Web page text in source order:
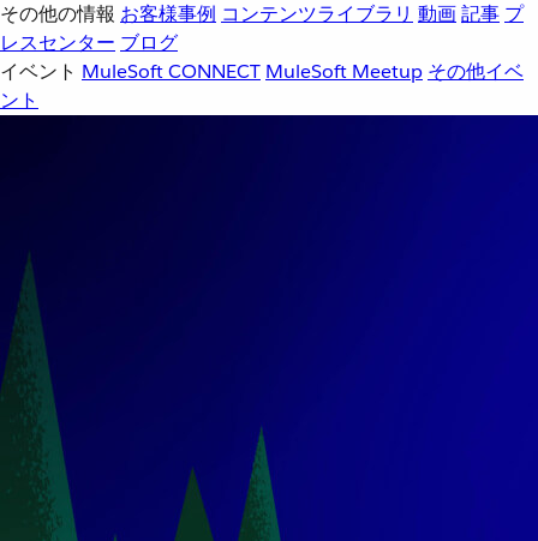
その他の情報 お客様事例 コンテンツライブラリ 動画記事 プ
レスセンター ブログ
イベント MuleSoft CONNECT MuleSoft Meetup その他イベ
ント